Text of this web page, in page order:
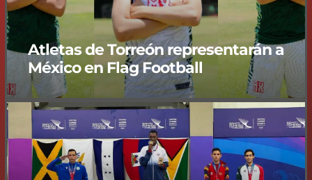
Atletas de Torreón representarán a
México en Flag Football